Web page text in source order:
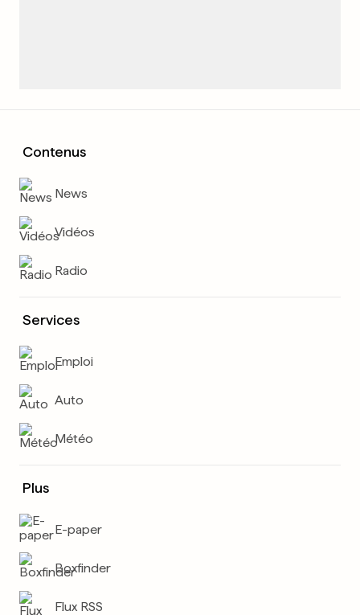
Contenus
News
Vidéos
Radio
Services
Emploi
Auto
Météo
Plus
E-paper
Boxfinder
Flux RSS